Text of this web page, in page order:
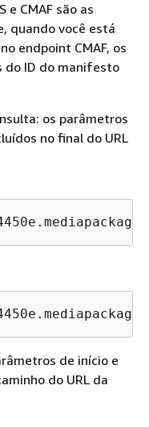
e CMAF são as
quando você está
endpoint CMAF, os
do ID do manifesto
os parâmetros
no final do URL
de início e
do URL da